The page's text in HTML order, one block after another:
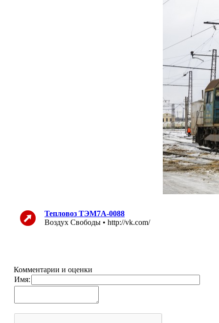
Тепловоз ТЭМ7А-0088
Воздух Свободы • http://vk.com/
Комментарии и оценки
Имя: